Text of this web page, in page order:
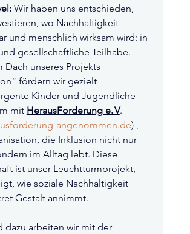
Wir haben uns entschieden,
wo Nachhaltigkeit
und menschlich wirksam wird: in
gesellschaftliche Teilhabe.
Dach unseres Projekts
fördern wir gezielt
Kinder und Jugendliche –
mit HerausForderung e. V.
angenommen.de) ,
die Inklusion nicht nur
im Alltag lebt. Diese
ist unser Leuchtturmprojekt,
wie soziale Nachhaltigkeit
Gestalt annimmt.
dazu arbeiten wir mit der